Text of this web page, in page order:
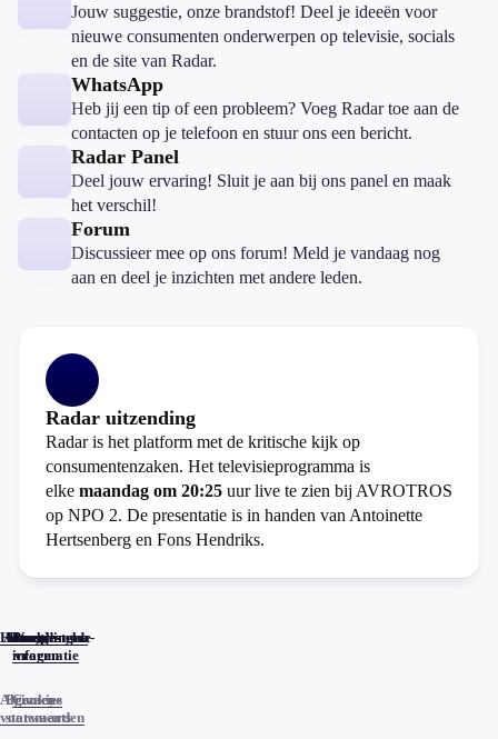
Jouw suggestie, onze brandstof! Deel je ideeën voor
nieuwe consumenten onderwerpen op televisie, socials
en de site van Radar.
WhatsApp
Heb jij een tip of een probleem? Voeg Radar toe aan de
contacten op je telefoon en stuur ons een bericht.
Radar Panel
Deel jouw ervaring! Sluit je aan bij ons panel en maak
het verschil!
Forum
Discussieer mee op ons forum! Meld je vandaag nog
aan en deel je inzichten met andere leden.
Radar uitzending
Radar is het platform met de kritische kijk op
consumentenzaken. Het televisieprogramma is
elke maandag om 20:25 uur live te zien bij AVROTROS
op NPO 2. De presentatie is in handen van Antoinette
Hertsenberg en Fons Hendriks.
Home
Actueel
Uitzendingen
Reacties
Programma-
informatie
Veelgestelde
vragen
Algemene
voorwaarden
Privacy
statements
Cookies